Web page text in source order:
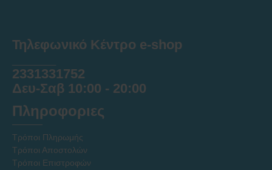
Τηλεφωνικό Κέντρο e-shop
2331331752
Δευ-Σαβ 10:00 - 20:00
Πληροφοριες
Τρόποι Πληρωμής
Τρόποι Αποστολών
Τρόποι Επιστροφών